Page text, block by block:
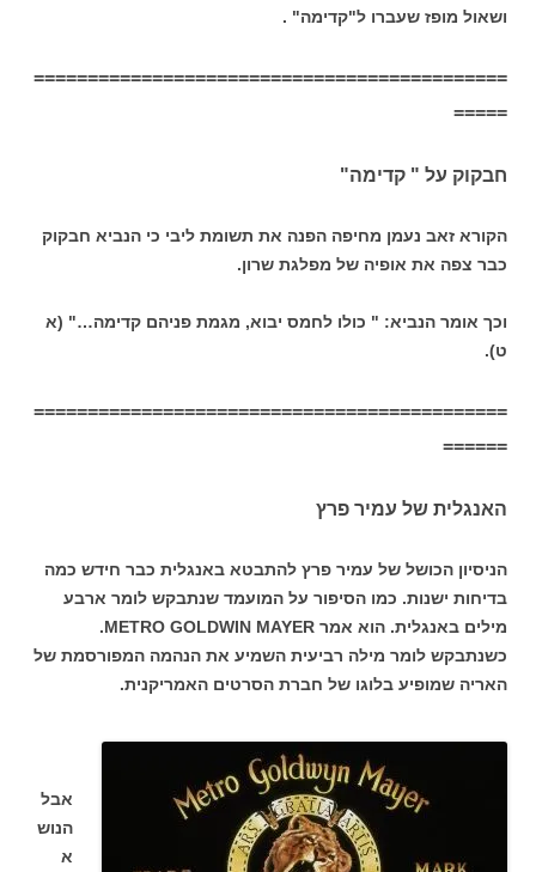
ושאול מופז שעברו ל"קדימה" .
============================================
=====
חבקוק על " קדימה"
הקורא זאב נעמן מחיפה הפנה את תשומת ליבי כי הנביא חבקוק
כבר צפה את אופיה של מפלגת שרון.
וכך אומר הנביא: " כולו לחמס יבוא, מגמת פניהם קדימה…" (א
ט).
============================================
======
האנגלית של עמיר פרץ
הניסיון הכושל של עמיר פרץ להתבטא באנגלית כבר חידש כמה
בדיחות ישנות. כמו הסיפור על המועמד שנתבקש לומר ארבע
מילים באנגלית. הוא אמר METRO GOLDWIN MAYER.
כשנתבקש לומר מילה רביעית השמיע את הנהמה המפורסמת של
האריה שמופיע בלוגו של חברת הסרטים האמריקנית.
אבל
הנוש
א